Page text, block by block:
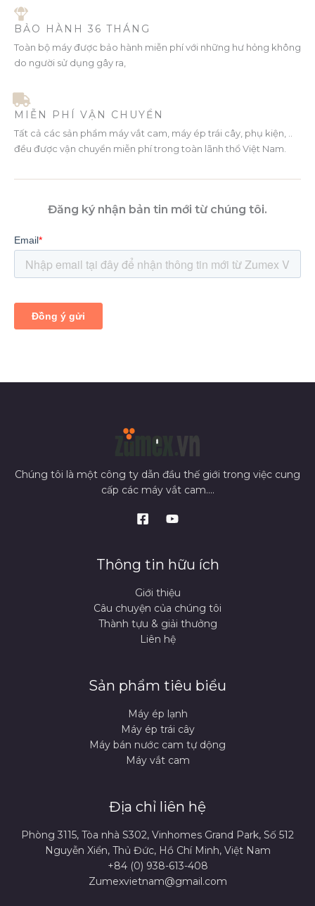
BẢO HÀNH 36 THÁNG
Toàn bộ máy được bảo hành miễn phí với những hư hỏng không
do người sử dụng gây ra,
MIỄN PHÍ VẬN CHUYỂN
Tất cả các sản phẩm máy vắt cam, máy ép trái cây, phụ kiện, ..
đều được vận chuyển miễn phí trong toàn lãnh thổ Việt Nam.
Đăng ký nhận bản tin mới từ chúng tôi.
Chúng tôi là một công ty dẫn đầu thế giới trong việc cung
cấp các máy vắt cam....
Thông tin hữu ích
Giới thiệu
Câu chuyện của chúng tôi
Thành tựu & giải thưởng
Liên hệ
Sản phẩm tiêu biểu
Máy ép lạnh
Máy ép trái cây
Máy bán nước cam tự dộng
Máy vắt cam
Địa chỉ liên hệ
Phòng 3115, Tòa nhà S302, Vinhomes Grand Park, Số 512
Nguyễn Xiển, Thủ Đức, Hồ Chí Minh, Việt Nam
+84 (0) 938-613-408
Zumexvietnam@gmail.com